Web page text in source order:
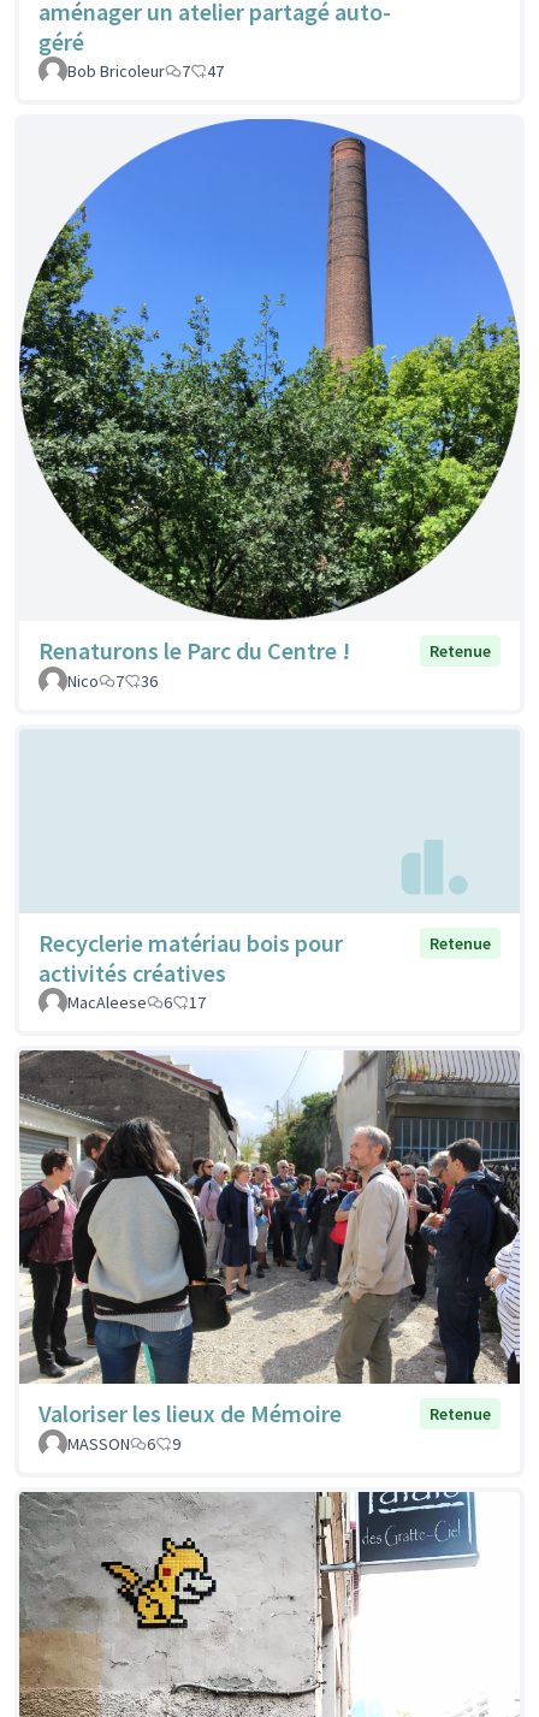
aménager un atelier partagé auto-
géré
Bob Bricoleur 7 47
Renaturons le Parc du Centre !
Retenue
Nico
7 36
Recyclerie matériau bois pour
activités créatives
Retenue
MacAleese 6 17
Valoriser les lieux de Mémoire
Retenue
MASSON
6 9